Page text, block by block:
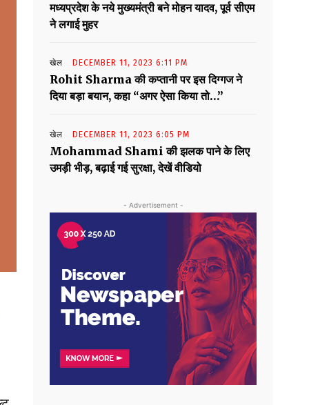
मध्यप्रदेश के नये मुख्यमंत्री बने मोहन यादव, पूर्व सीएम
ने लगाई मुहर
खेल DECEMBER 11, 2023 6:11 PM
Rohit Sharma की कप्तानी पर इस दिग्गज ने
दिया बड़ा बयान, कहा “अगर ऐसा किया तो…”
खेल DECEMBER 11, 2023 6:05 PM
Mohammad Shami की झलक पाने के लिए
उमड़ी भीड़, बढ़ाई गई सुरक्षा, देखें वीडियो
- Advertisement -